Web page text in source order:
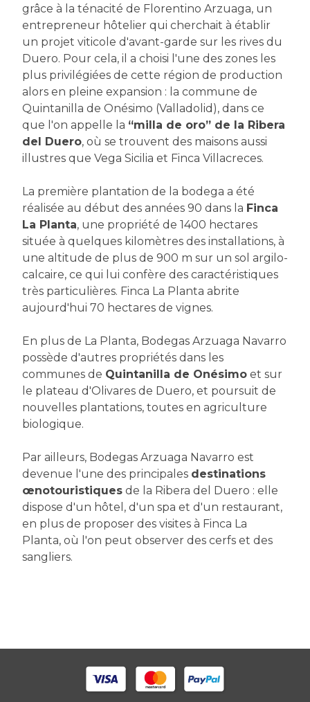
grâce à la ténacité de Florentino Arzuaga, un
entrepreneur hôtelier qui cherchait à établir
un projet viticole d'avant-garde sur les rives du
Duero. Pour cela, il a choisi l'une des zones les
plus privilégiées de cette région de production
alors en pleine expansion : la commune de
Quintanilla de Onésimo (Valladolid), dans ce
que l'on appelle la “milla de oro” de la Ribera
del Duero, où se trouvent des maisons aussi
illustres que Vega Sicilia et Finca Villacreces.
La première plantation de la bodega a été
réalisée au début des années 90 dans la Finca
La Planta, une propriété de 1400 hectares
située à quelques kilomètres des installations, à
une altitude de plus de 900 m sur un sol argilo-
calcaire, ce qui lui confère des caractéristiques
très particulières. Finca La Planta abrite
aujourd'hui 70 hectares de vignes.
En plus de La Planta, Bodegas Arzuaga Navarro
possède d'autres propriétés dans les
communes de Quintanilla de Onésimo et sur
le plateau d'Olivares de Duero, et poursuit de
nouvelles plantations, toutes en agriculture
biologique.
Par ailleurs, Bodegas Arzuaga Navarro est
devenue l'une des principales destinations
œnotouristiques de la Ribera del Duero : elle
dispose d'un hôtel, d'un spa et d'un restaurant,
en plus de proposer des visites à Finca La
Planta, où l'on peut observer des cerfs et des
sangliers.